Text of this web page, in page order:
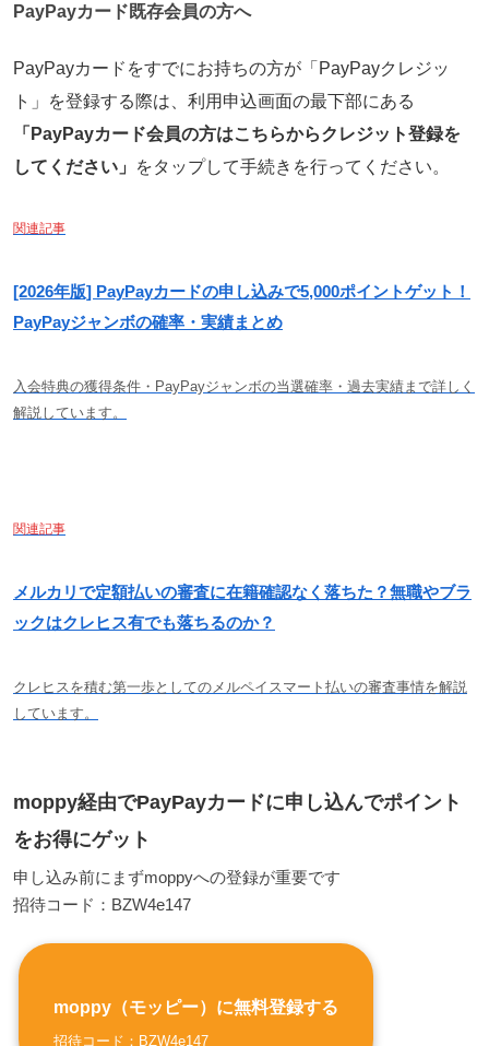
PayPayカード既存会員の方へ
PayPayカードをすでにお持ちの方が「PayPayクレジッ
ト」を登録する際は、利用申込画面の最下部にある
「PayPayカード会員の方はこちらからクレジット登録を
してください」
をタップして手続きを行ってください。
関連記事
[2026年版] PayPayカードの申し込みで5,000ポイントゲット！
PayPayジャンボの確率・実績まとめ
入会特典の獲得条件・PayPayジャンボの当選確率・過去実績まで詳しく
解説しています。
関連記事
メルカリで定額払いの審査に在籍確認なく落ちた？無職やブラ
ックはクレヒス有でも落ちるのか？
クレヒスを積む第一歩としてのメルペイスマート払いの審査事情を解説
しています。
moppy経由でPayPayカードに申し込んでポイント
をお得にゲット
申し込み前にまずmoppyへの登録が重要です
招待コード：BZW4e147
moppy（モッピー）に無料登録する
招待コード：BZW4e147